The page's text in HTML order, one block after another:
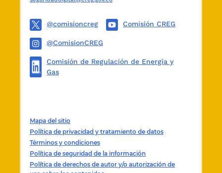
@comisioncreg Comisión CREG
@ComisionCREG
Comisión de Regulación de Energía y
Gas
Mapa del sitio
Política de privacidad y tratamiento de datos
Términos y condiciones
Política de seguridad de la información
Política de derechos de autor y/o autorización de